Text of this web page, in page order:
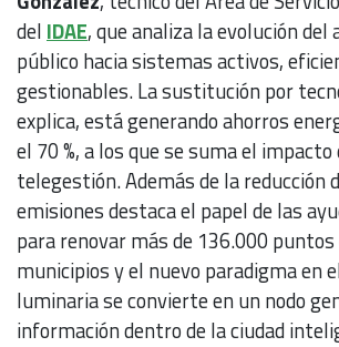
del IDAE, que analiza la evolución del
público hacia sistemas activos,
gestionables. La sustitución por
explica, está generando ahorros
el 70 %, a los que se suma el impacto
telegestión. Además de la reducción
emisiones destaca el papel de las
para renovar más de 136.000
municipios y el nuevo paradigma en
luminaria se convierte en un nodo
información dentro de la ciudad